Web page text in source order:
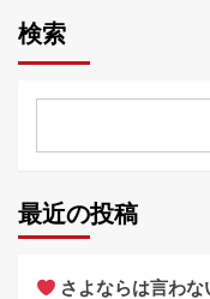
検索
最近の投稿
さよならは言わ